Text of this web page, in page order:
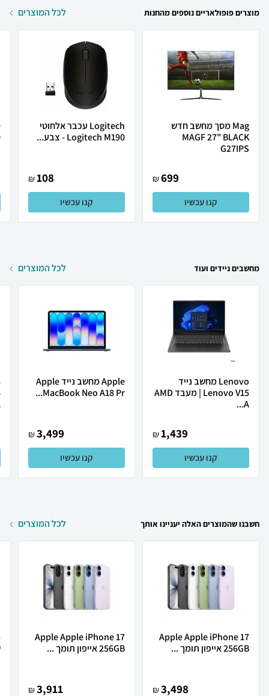
מוצרים פופולאריים נוספים מהחנות לכל המוצרים
Mag מסך מחשב חדש
MAGF 27" BLACK
G27IPS
699
₪
קנו עכשיו
Logitech עכבר אלחוטי
Logitech M190 - צבע...
108
₪
קנו עכשיו
מחשבים ניידים ועוד לכל המוצרים
Lenovo מחשב נייד
Lenovo V15 | מעבד AMD
A...
1,439
₪
קנו עכשיו
Apple מחשב נייד Apple
MacBook Neo A18 Pr...
3,499
₪
קנו עכשיו
חשבנו שהמוצרים האלה יעניינו אותך לכל המוצרים
Apple Apple iPhone 17
256GB אייפון תומך ...
3,498
₪
Apple Apple iPhone 17
256GB אייפון תומך ...
3,911
₪